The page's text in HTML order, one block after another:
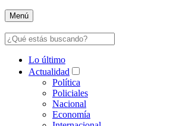
Menú
Lo último
Actualidad
Política
Policiales
Nacional
Economía